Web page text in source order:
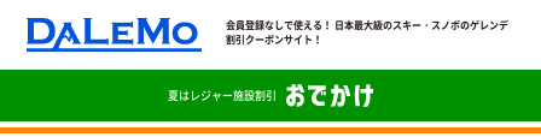
会員登録なしで使える！ 日本最大級のスキー・スノボのゲレンデ
割引クーポンサイト！
夏はレジャー施設割引